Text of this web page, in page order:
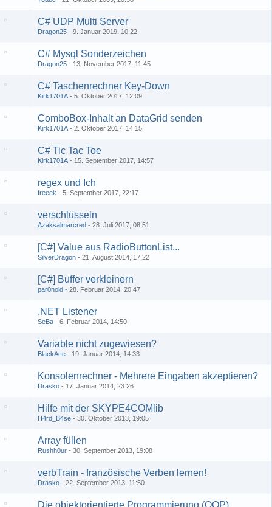
C# UDP Multi Server
Dragon25 9. Januar 2019, 10:22
C# Mysql Sonderzeichen
Dragon25 13. November 2017, 11:45
C# Taschenrechner Key-Down
Kirk1701A 5. Oktober 2017, 12:09
ComboBox-Inhalt an DataGrid senden
Kirk1701A 2. Oktober 2017, 14:15
C# Tic Tac Toe
Kirk1701A 15. September 2017, 14:57
regex und Ich
freeek 5. September 2017, 22:17
verschlüsseln
Azaksalmarcred 28. Juli 2017, 08:51
[C#] Value aus RadioButtonList...
SilverDragon 21. August 2014, 17:22
[C#] Buffer verkleinern
par0noid 28. Februar 2014, 20:47
.NET Listener
SeBa 6. Februar 2014, 14:50
Variable nicht zugewiesen?
BlackAce 19. Januar 2014, 14:33
Konsolenrechner - Mehrere Eingaben akzeptieren?
Drasko 17. Januar 2014, 23:26
Hilfe mit der SKYPE4COMlib
H4rd_B4se 30. Oktober 2013, 19:05
Array füllen
Rushh0ur 30. September 2013, 19:08
verbTrain - französische Verben lernen!
Drasko 22. September 2013, 11:50
Die objektorientierte Programmierung (OOP)